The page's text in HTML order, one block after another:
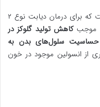
این دارو یکی از رایج‌ترین داروهایی است که برای درمان دیابت نوع ۲
موجبکاهش تولید گلوکز در
حساسیت سلول‌های بدن به
از انسولین موجود در خون